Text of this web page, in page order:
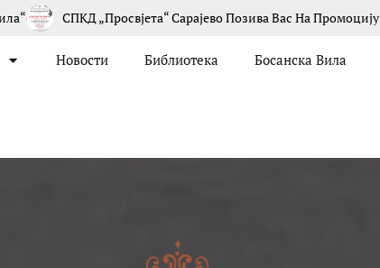
Позива Вас На Промоцију Новог Броја Часописа
Новости Библиотека Босанска Вила